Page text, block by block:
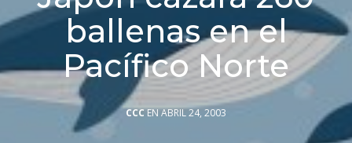
ballenas en el
Pacífico Norte
CCCEN ABRIL 24, 2003